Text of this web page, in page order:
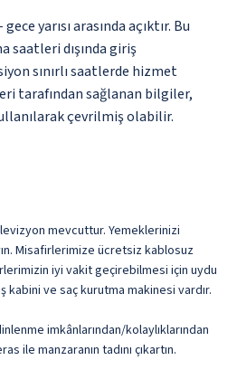
yarısı arasında açıktır. Bu
saatleri dışında giriş
sınırlı saatlerde hizmet
tarafından sağlanan bilgiler,
çevrilmiş olabilir.
mevcuttur. Yemeklerinizi
Misafirlerimize ücretsiz kablosuz
iyi vakit geçirebilmesi için uydu
kabini ve saç kurutma makinesi vardır.
imkânlarından/kolaylıklarından
ile manzaranın tadını çıkartın.